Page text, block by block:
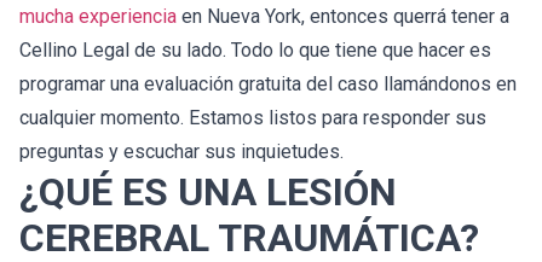
mucha experiencia en Nueva York, entonces querrá tener a
Cellino Legal de su lado. Todo lo que tiene que hacer es
programar una evaluación gratuita del caso llamándonos en
cualquier momento. Estamos listos para responder sus
preguntas y escuchar sus inquietudes.
¿QUÉ ES UNA LESIÓN
CEREBRAL TRAUMÁTICA?